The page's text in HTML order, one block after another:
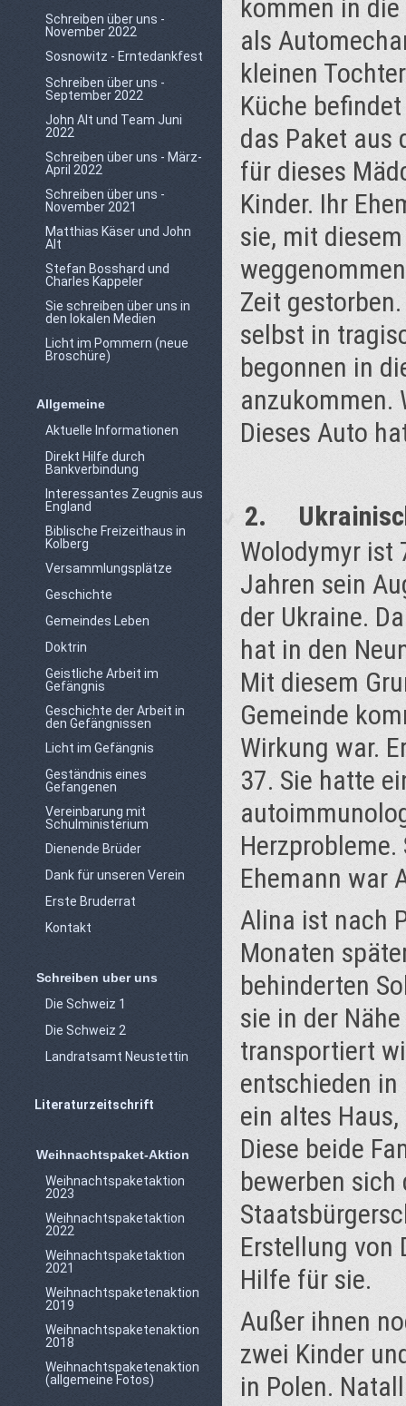
Schreiben über uns -
November 2022
Sosnowitz - Erntedankfest
Schreiben über uns -
September 2022
John Alt und Team Juni
2022
Schreiben über uns - März-
April 2022
Schreiben über uns -
November 2021
Matthias Käser und John
Alt
Stefan Bosshard und
Charles Kappeler
Sie schreiben über uns in
den lokalen Medien
Licht im Pommern (neue
Broschüre)
Allgemeine
Aktuelle Informationen
Direkt Hilfe durch
Bankverbindung
Interessantes Zeugnis aus
England
Biblische Freizeithaus in
Kolberg
Versammlungsplätze
Geschichte
Gemeindes Leben
Doktrin
Geistliche Arbeit im
Gefängnis
Geschichte der Arbeit in
den Gefängnissen
Licht im Gefängnis
Geständnis eines
Gefangenen
Vereinbarung mit
Schulministerium
Dienende Brüder
Dank für unseren Verein
Erste Bruderrat
Kontakt
Schreiben uber uns
Die Schweiz 1
Die Schweiz 2
Landratsamt Neustettin
Literaturzeitschrift
Weihnachtspaket-Aktion
Weihnachtspaketaktion
2023
Weihnachtspaketaktion
2022
Weihnachtspaketaktion
2021
Weihnachtspaketenaktion
2019
Weihnachtspaketenaktion
2018
Weihnachtspaketenaktion
(allgemeine Fotos)
kommen in
als
kleinen
Küche
das Paket aus
für dieses
Kinder. Ihr
sie, mit
Zeit
selbst in
begonnen in
anzukommen.
Dieses Auto
2.
Wolodymyr ist
Jahren sein
der Ukraine.
hat in den
Mit diesem
Gemeinde
Wirkung war.
37. Sie hatte
Ehemann war
Alina ist nach
Monaten
behinderten
sie in der
transportiert
entschieden
ein altes
Diese beide
bewerben
Erstellung von
Hilfe für sie.
Außer ihnen
zwei Kinder
in Polen.